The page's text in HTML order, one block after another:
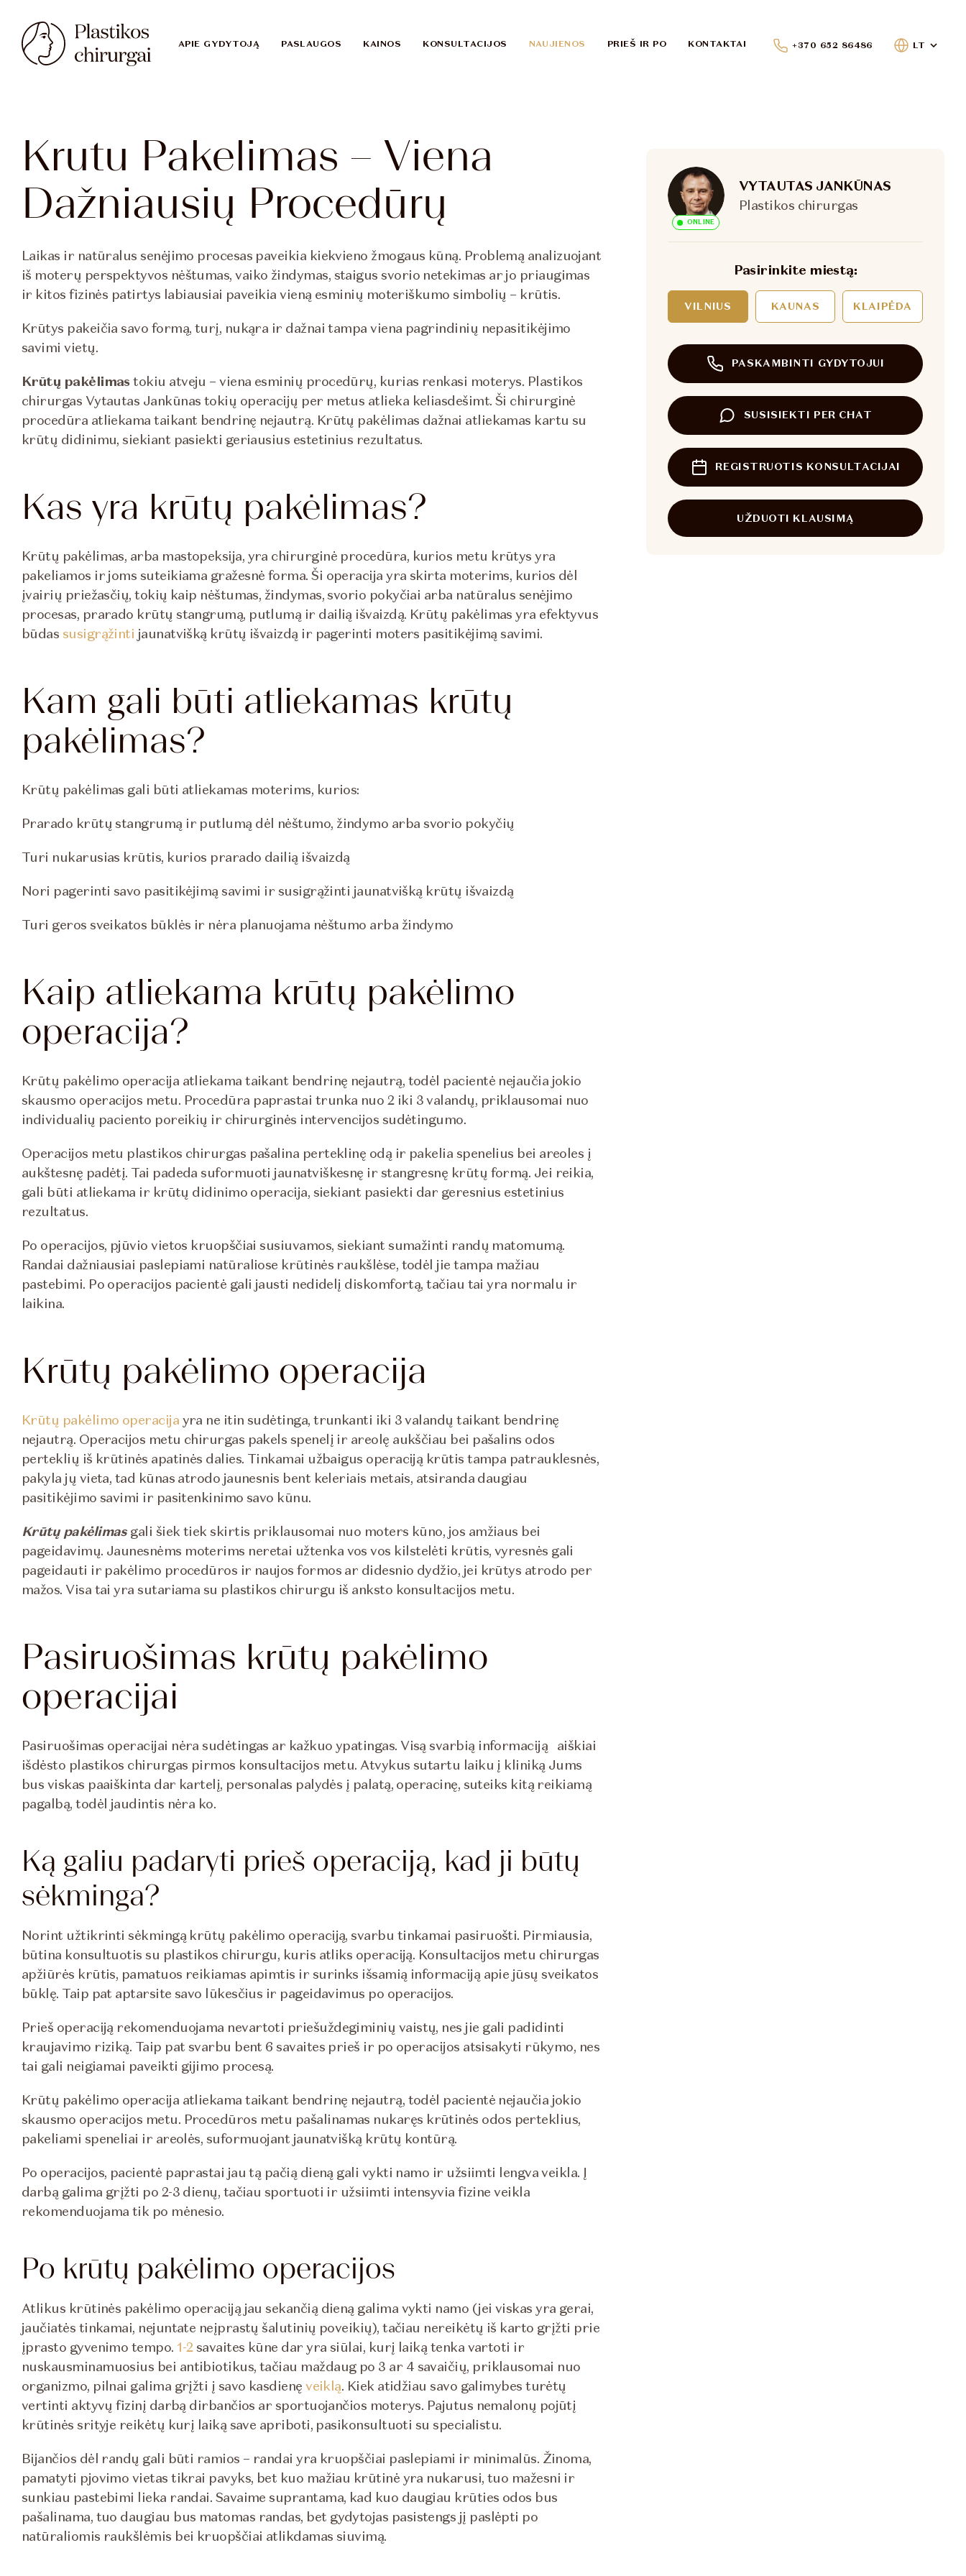
APIE GYDYTOJĄ PASLAUGOS KAINOS KONSULTACIJOS NAUJIENOS PRIEŠ IR PO KONTAKTAI +370 652 86486 LT
Krutu Pakelimas – Viena
Dažniausių Procedūrų
Laikas ir natūralus senėjimo procesas paveikia kiekvieno žmogaus kūną. Problemą analizuojant
iš moterų perspektyvos nėštumas, vaiko žindymas, staigus svorio netekimas ar jo priaugimas
ir kitos fizinės patirtys labiausiai paveikia vieną esminių moteriškumo simbolių – krūtis.
Krūtys pakeičia savo formą, turį, nukąra ir dažnai tampa viena pagrindinių nepasitikėjimo
savimi vietų.
Krūtų pakėlimas tokiu atveju – viena esminių procedūrų, kurias renkasi moterys. Plastikos
chirurgas Vytautas Jankūnas tokių operacijų per metus atlieka keliasdešimt. Ši chirurginė
procedūra atliekama taikant bendrinę nejautrą. Krūtų pakėlimas dažnai atliekamas kartu su
krūtų didinimu, siekiant pasiekti geriausius estetinius rezultatus.
Kas yra krūtų pakėlimas?
Krūtų pakėlimas, arba mastopeksija, yra chirurginė procedūra, kurios metu krūtys yra
pakeliamos ir joms suteikiama gražesnė forma. Ši operacija yra skirta moterims, kurios dėl
įvairių priežasčių, tokių kaip nėštumas, žindymas, svorio pokyčiai arba natūralus senėjimo
procesas, prarado krūtų stangrumą, putlumą ir dailią išvaizdą. Krūtų pakėlimas yra efektyvus
būdas susigrąžinti jaunatvišką krūtų išvaizdą ir pagerinti moters pasitikėjimą savimi.
Kam gali būti atliekamas krūtų
pakėlimas?
Krūtų pakėlimas gali būti atliekamas moterims, kurios:
Prarado krūtų stangrumą ir putlumą dėl nėštumo, žindymo arba svorio pokyčių
Turi nukarusias krūtis, kurios prarado dailią išvaizdą
Nori pagerinti savo pasitikėjimą savimi ir susigrąžinti jaunatvišką krūtų išvaizdą
Turi geros sveikatos būklės ir nėra planuojama nėštumo arba žindymo
Kaip atliekama krūtų pakėlimo
operacija?
Krūtų pakėlimo operacija atliekama taikant bendrinę nejautrą, todėl pacientė nejaučia jokio
skausmo operacijos metu. Procedūra paprastai trunka nuo 2 iki 3 valandų, priklausomai nuo
individualių paciento poreikių ir chirurginės intervencijos sudėtingumo.
Operacijos metu plastikos chirurgas pašalina perteklinę odą ir pakelia spenelius bei areoles į
aukštesnę padėtį. Tai padeda suformuoti jaunatviškesnę ir stangresnę krūtų formą. Jei reikia,
gali būti atliekama ir krūtų didinimo operacija, siekiant pasiekti dar geresnius estetinius
rezultatus.
Po operacijos, pjūvio vietos kruopščiai susiuvamos, siekiant sumažinti randų matomumą.
Randai dažniausiai paslepiami natūraliose krūtinės raukšlėse, todėl jie tampa mažiau
pastebimi. Po operacijos pacientė gali jausti nedidelį diskomfortą, tačiau tai yra normalu ir
laikina.
Krūtų pakėlimo operacija
Krūtų pakėlimo operacija yra ne itin sudėtinga, trunkanti iki 3 valandų taikant bendrinę
nejautrą. Operacijos metu chirurgas pakels spenelį ir areolę aukščiau bei pašalins odos
perteklių iš krūtinės apatinės dalies. Tinkamai užbaigus operaciją krūtis tampa patrauklesnės,
pakyla jų vieta, tad kūnas atrodo jaunesnis bent keleriais metais, atsiranda daugiau
pasitikėjimo savimi ir pasitenkinimo savo kūnu.
Krūtų pakėlimasgali šiek tiek skirtis priklausomai nuo moters kūno, jos amžiaus bei
pageidavimų. Jaunesnėms moterims neretai užtenka vos vos kilstelėti krūtis, vyresnės gali
pageidauti ir pakėlimo procedūros ir naujos formos ar didesnio dydžio, jei krūtys atrodo per
mažos. Visa tai yra sutariama su plastikos chirurgu iš anksto konsultacijos metu.
Pasiruošimas krūtų pakėlimo
operacijai
Pasiruošimas operacijai nėra sudėtingas ar kažkuo ypatingas. Visą svarbią informaciją aiškiai
išdėsto plastikos chirurgas pirmos konsultacijos metu. Atvykus sutartu laiku į kliniką Jums
bus viskas paaiškinta dar kartelį, personalas palydės į palatą, operacinę, suteiks kitą reikiamą
pagalbą, todėl jaudintis nėra ko.
Ką galiu padaryti prieš operaciją, kad ji būtų
sėkminga?
Norint užtikrinti sėkmingą krūtų pakėlimo operaciją, svarbu tinkamai pasiruošti. Pirmiausia,
būtina konsultuotis su plastikos chirurgu, kuris atliks operaciją. Konsultacijos metu chirurgas
apžiūrės krūtis, pamatuos reikiamas apimtis ir surinks išsamią informaciją apie jūsų sveikatos
būklę. Taip pat aptarsite savo lūkesčius ir pageidavimus po operacijos.
Prieš operaciją rekomenduojama nevartoti priešuždegiminių vaistų, nes jie gali padidinti
kraujavimo riziką. Taip pat svarbu bent 6 savaites prieš ir po operacijos atsisakyti rūkymo, nes
tai gali neigiamai paveikti gijimo procesą.
Krūtų pakėlimo operacija atliekama taikant bendrinę nejautrą, todėl pacientė nejaučia jokio
skausmo operacijos metu. Procedūros metu pašalinamas nukaręs krūtinės odos perteklius,
pakeliami speneliai ir areolės, suformuojant jaunatvišką krūtų kontūrą.
Po operacijos, pacientė paprastai jau tą pačią dieną gali vykti namo ir užsiimti lengva veikla. Į
darbą galima grįžti po 2-3 dienų, tačiau sportuoti ir užsiimti intensyvia fizine veikla
rekomenduojama tik po mėnesio.
Po krūtų pakėlimo operacijos
Atlikus krūtinės pakėlimo operaciją jau sekančią dieną galima vykti namo (jei viskas yra gerai,
jaučiatės tinkamai, nejuntate neįprastų šalutinių poveikių), tačiau nereikėtų iš karto grįžti prie
įprasto gyvenimo tempo. 1-2savaites kūne dar yra siūlai, kurį laiką tenka vartoti ir
nuskausminamuosius bei antibiotikus, tačiau maždaug po 3 ar 4 savaičių, priklausomai nuo
organizmo, pilnai galima grįžti į savo kasdienęveiklą. Kiek atidžiau savo galimybes turėtų
vertinti aktyvų fizinį darbą dirbančios ar sportuojančios moterys. Pajutus nemalonų pojūtį
krūtinės srityje reikėtų kurį laiką save apriboti, pasikonsultuoti su specialistu.
Bijančios dėl randų gali būti ramios – randai yra kruopščiai paslepiami ir minimalūs. Žinoma,
pamatyti pjovimo vietas tikrai pavyks, bet kuo mažiau krūtinė yra nukarusi, tuo mažesni ir
sunkiau pastebimi lieka randai. Savaime suprantama, kad kuo daugiau krūties odos bus
pašalinama, tuo daugiau bus matomas randas, bet gydytojas pasistengs jį paslėpti po
natūraliomis raukšlėmis bei kruopščiai atlikdamas siuvimą.
ONLINE
VYTAUTAS JANKŪNAS
Plastikos chirurgas
Pasirinkite miestą:
VILNIUS KAUNAS KLAIPĖDA
PASKAMBINTI GYDYTOJUI
SUSISIEKTI PER CHAT
REGISTRUOTIS KONSULTACIJAI
UŽDUOTI KLAUSIMĄ